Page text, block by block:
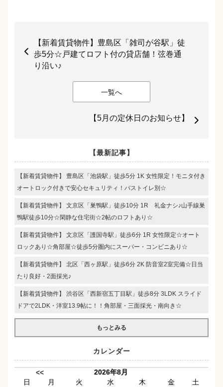
【新着賃貸物件】豊島区「雑司が谷駅」徒
歩5分☆戸建てロフト付の貸店舗！弦巻通
り沿い♪
一覧へ
【5月の定休日のお知らせ】
【最新記事】
【新着賃貸物件】 豊島区「池袋駅」徒歩5分 1K 女性限定！モニタ付き
オートロック付きで安心セキュリティ！バストイレ別☆
【新着賃貸物件】 文京区「巣鴨駅」徒歩10分 1R 礼金ナシ♪山手線巣
鴨駅徒歩10分☆閑静な住宅街☆2帖のロフトあり☆
【新着賃貸物件】 文京区「護国寺駅」徒歩6分 1R 女性限定☆オート
ロックあり☆角部屋☆徒歩5分圏内にスーパー・コンビニあり☆
【新着賃貸物件】 北区「西ヶ原駅」徒歩6分 2K 防音室2室完備☆日当
たり良好・2面採光♪
【新着賃貸物件】 渋谷区「西新宿五丁目駅」徒歩8分 3LDK スライド
ドアで2LDK・洋室13.9帖に！！角部屋・三面採光・南向き☆
もっとみる
カレンダー
<<
2026年8月
日
月 火 水 木 金
土